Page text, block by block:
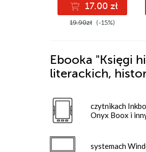
17.00 zł
19.90zł (-15%)
Ebooka "Księgi
literackich,
czytnikach
Onyx Boox i
systemach